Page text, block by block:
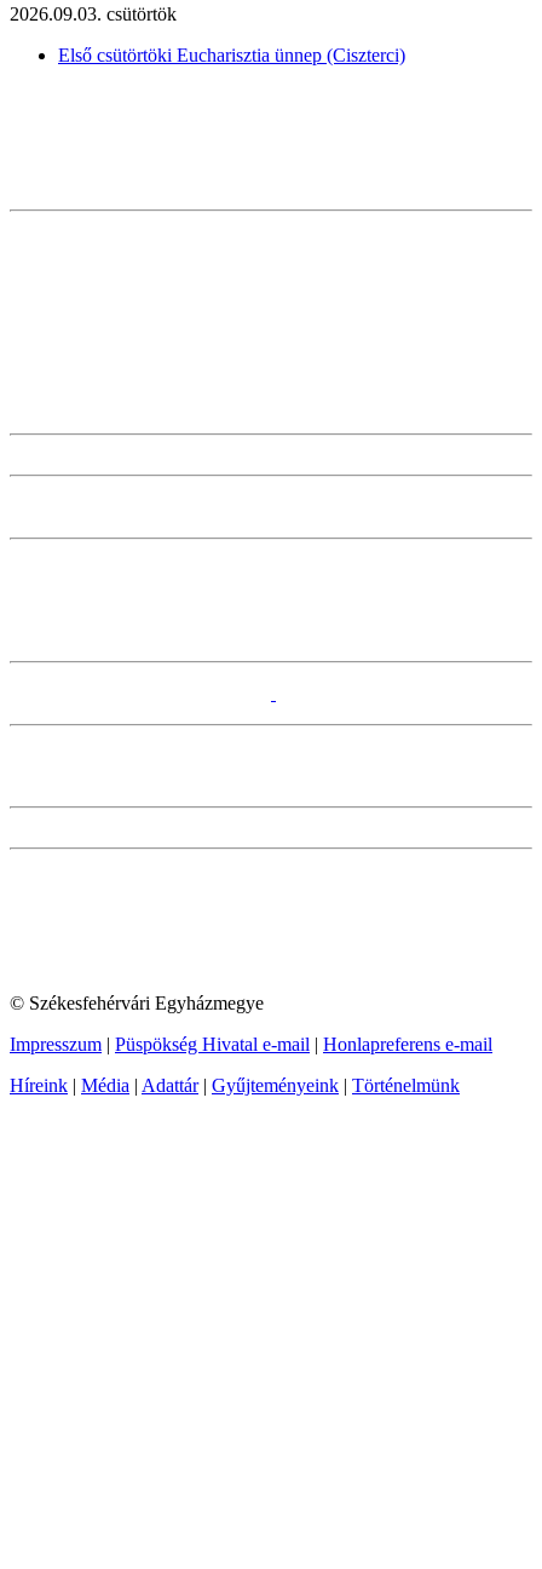
2026.09.03. csütörtök
Első csütörtöki Eucharisztia ünnep (Ciszterci)
© Székesfehérvári Egyházmegye
Impresszum | Püspökség Hivatal e-mail | Honlapreferens e-mail
Híreink | Média | Adattár| Gyűjteményeink | Történelmünk